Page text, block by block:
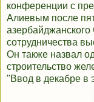
конференции с
Алиевым после
азербайджанского
сотрудничества
Он также назвал
строительство
"Ввод в декабре в